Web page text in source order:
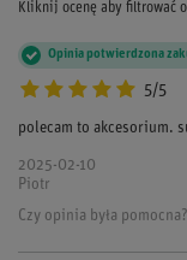
Kliknij ocenę aby filtrować
5/5
Opinia potwierdzona
polecam to akcesorium.
2025-02-10
Piotr
Czy opinia była pomocna?